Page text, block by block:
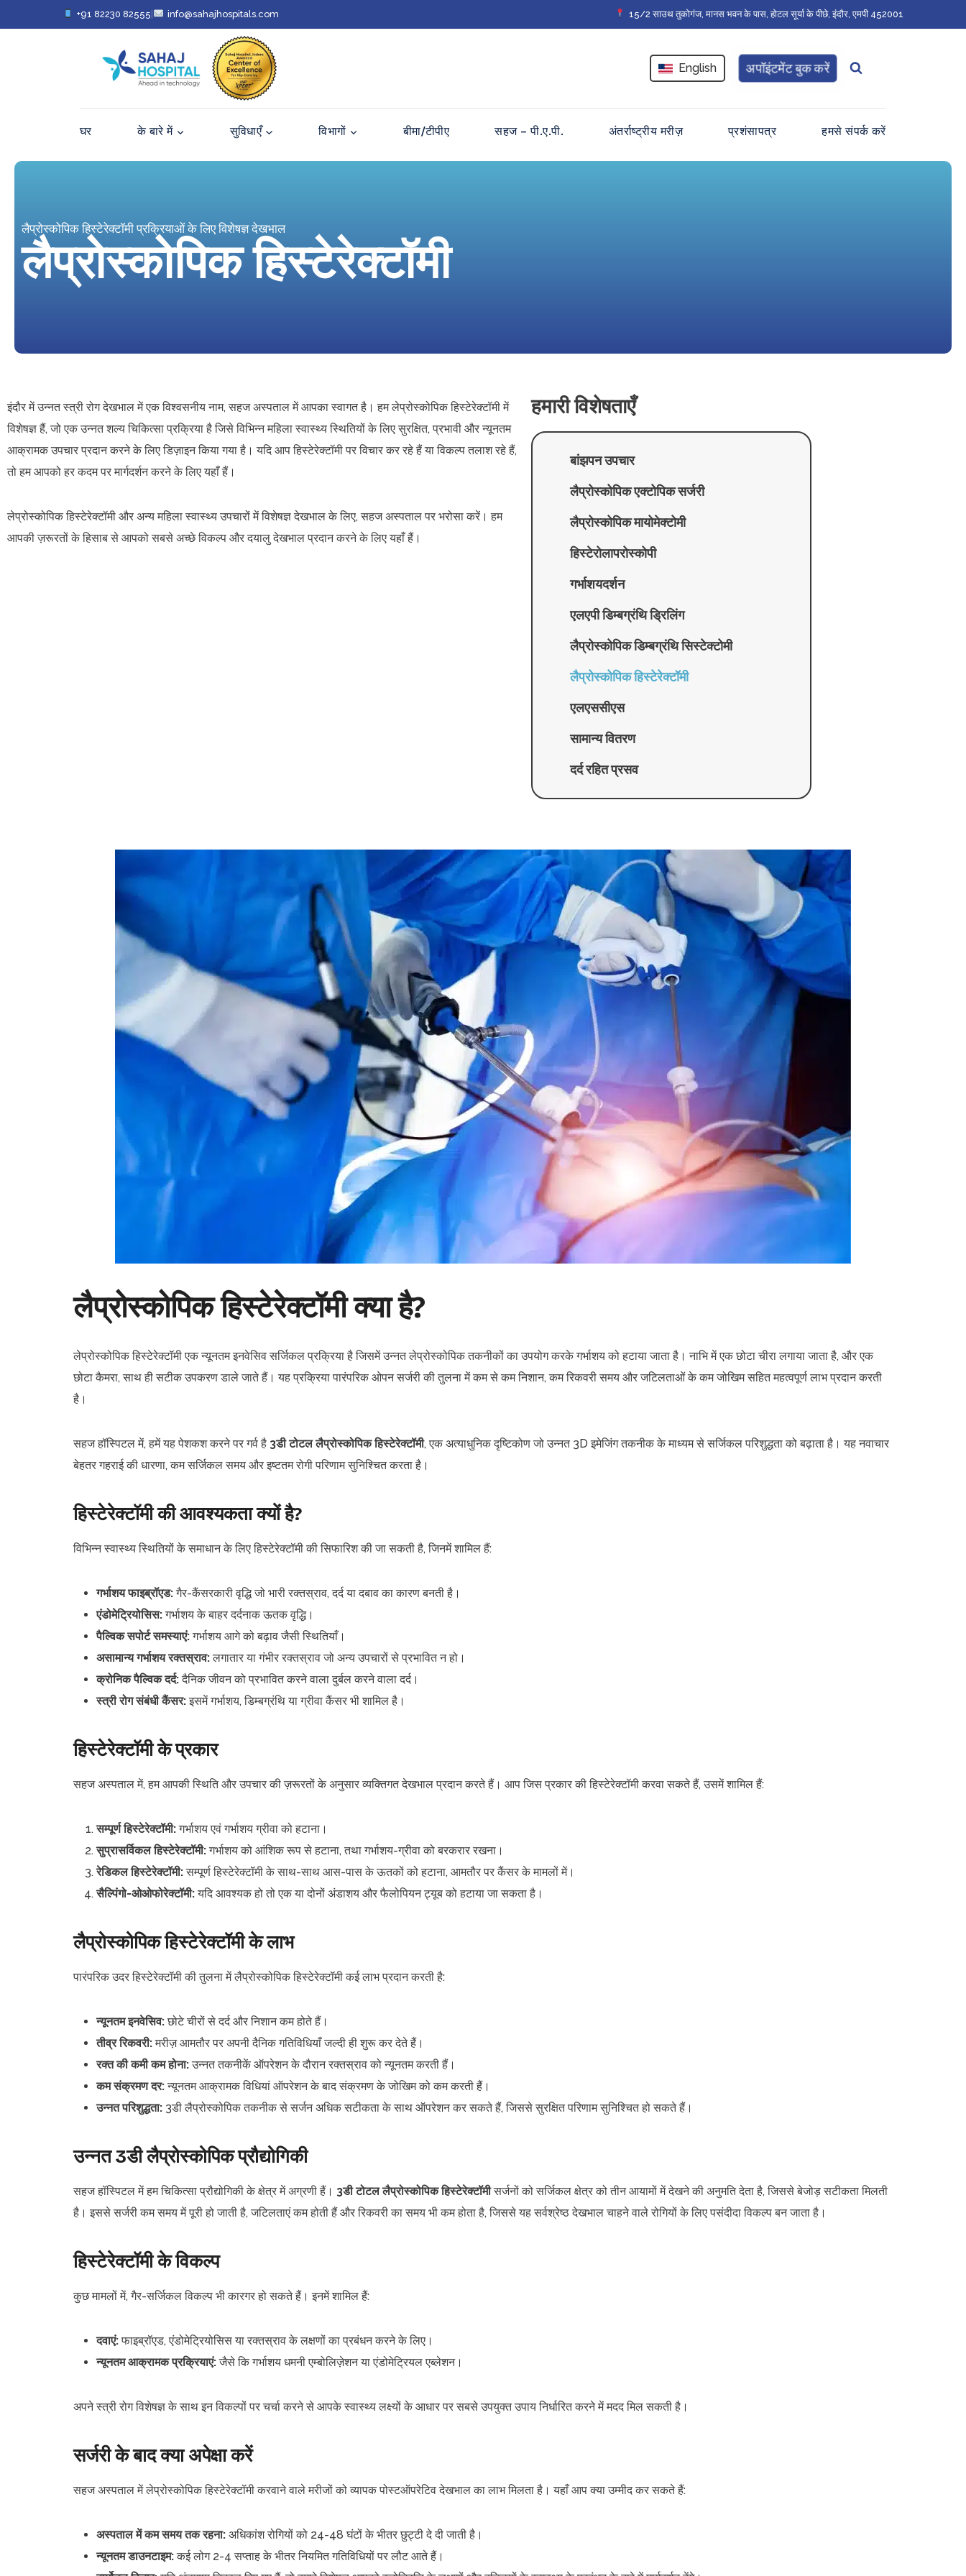
+91 82230 82555 info@sahajhospitals.com 15/2 साउथ तुकोगंज, मानस भवन के पास, होटल सूर्या के पीछे, इंदौर, एमपी 452001
English अपॉइंटमेंट बुक करें
घर के बारे में सुविधाएँ विभागों बीमा/टीपीए सहज – पी.ए.पी. अंतर्राष्ट्रीय मरीज़ प्रशंसापत्र हमसे संपर्क करें
लैप्रोस्कोपिक हिस्टेरेक्टॉमी प्रक्रियाओं के लिए विशेषज्ञ देखभाल
लैप्रोस्कोपिक हिस्टेरेक्टॉमी
इंदौर में उन्नत स्त्री रोग देखभाल में एक विश्वसनीय नाम, सहज अस्पताल में आपका स्वागत है। हम लेप्रोस्कोपिक हिस्टेरेक्टॉमी में
विशेषज्ञ हैं, जो एक उन्नत शल्य चिकित्सा प्रक्रिया है जिसे विभिन्न महिला स्वास्थ्य स्थितियों के लिए सुरक्षित, प्रभावी और न्यूनतम
आक्रामक उपचार प्रदान करने के लिए डिज़ाइन किया गया है। यदि आप हिस्टेरेक्टॉमी पर विचार कर रहे हैं या विकल्प तलाश रहे हैं,
तो हम आपको हर कदम पर मार्गदर्शन करने के लिए यहाँ हैं।
लेप्रोस्कोपिक हिस्टेरेक्टॉमी और अन्य महिला स्वास्थ्य उपचारों में विशेषज्ञ देखभाल के लिए, सहज अस्पताल पर भरोसा करें। हम
आपकी ज़रूरतों के हिसाब से आपको सबसे अच्छे विकल्प और दयालु देखभाल प्रदान करने के लिए यहाँ हैं।
हमारी विशेषताएँ
बांझपन उपचार
लैप्रोस्कोपिक एक्टोपिक सर्जरी
लैप्रोस्कोपिक मायोमेक्टोमी
हिस्टेरोलापरोस्कोपी
गर्भाशयदर्शन
एलएपी डिम्बग्रंथि ड्रिलिंग
लैप्रोस्कोपिक डिम्बग्रंथि सिस्टेक्टोमी
लैप्रोस्कोपिक हिस्टेरेक्टॉमी
एलएससीएस
सामान्य वितरण
दर्द रहित प्रसव
लैप्रोस्कोपिक हिस्टेरेक्टॉमी क्या है?
लेप्रोस्कोपिक हिस्टेरेक्टॉमी एक न्यूनतम इनवेसिव सर्जिकल प्रक्रिया है जिसमें उन्नत लेप्रोस्कोपिक तकनीकों का उपयोग करके गर्भाशय को हटाया जाता है। नाभि में एक छोटा चीरा लगाया जाता है, और एक
छोटा कैमरा, साथ ही सटीक उपकरण डाले जाते हैं। यह प्रक्रिया पारंपरिक ओपन सर्जरी की तुलना में कम से कम निशान, कम रिकवरी समय और जटिलताओं के कम जोखिम सहित महत्वपूर्ण लाभ प्रदान करती
है।
सहज हॉस्पिटल में, हमें यह पेशकश करने पर गर्व है 3डी टोटल लैप्रोस्कोपिक हिस्टेरेक्टॉमी, एक अत्याधुनिक दृष्टिकोण जो उन्नत 3D इमेजिंग तकनीक के माध्यम से सर्जिकल परिशुद्धता को बढ़ाता है। यह नवाचार
बेहतर गहराई की धारणा, कम सर्जिकल समय और इष्टतम रोगी परिणाम सुनिश्चित करता है।
हिस्टेरेक्टॉमी की आवश्यकता क्यों है?
विभिन्न स्वास्थ्य स्थितियों के समाधान के लिए हिस्टेरेक्टॉमी की सिफारिश की जा सकती है, जिनमें शामिल हैं:
गर्भाशय फाइब्रॉएड:गैर-कैंसरकारी वृद्धि जो भारी रक्तस्राव, दर्द या दबाव का कारण बनती है।
एंडोमेट्रियोसिस:गर्भाशय के बाहर दर्दनाक ऊतक वृद्धि।
पैल्विक सपोर्ट समस्याएं:गर्भाशय आगे को बढ़ाव जैसी स्थितियाँ।
असामान्य गर्भाशय रक्तस्राव:लगातार या गंभीर रक्तस्राव जो अन्य उपचारों से प्रभावित न हो।
क्रोनिक पैल्विक दर्द:दैनिक जीवन को प्रभावित करने वाला दुर्बल करने वाला दर्द।
स्त्री रोग संबंधी कैंसर:इसमें गर्भाशय, डिम्बग्रंथि या ग्रीवा कैंसर भी शामिल है।
हिस्टेरेक्टॉमी के प्रकार
सहज अस्पताल में, हम आपकी स्थिति और उपचार की ज़रूरतों के अनुसार व्यक्तिगत देखभाल प्रदान करते हैं। आप जिस प्रकार की हिस्टेरेक्टॉमी करवा सकते हैं, उसमें शामिल हैं:
सम्पूर्ण हिस्टेरेक्टॉमी:गर्भाशय एवं गर्भाशय ग्रीवा को हटाना।
सुप्रासर्विकल हिस्टेरेक्टॉमी:गर्भाशय को आंशिक रूप से हटाना, तथा गर्भाशय-ग्रीवा को बरकरार रखना।
रेडिकल हिस्टेरेक्टॉमी:सम्पूर्ण हिस्टेरेक्टॉमी के साथ-साथ आस-पास के ऊतकों को हटाना, आमतौर पर कैंसर के मामलों में।
सैल्पिंगो-ओओफोरेक्टॉमी:यदि आवश्यक हो तो एक या दोनों अंडाशय और फैलोपियन ट्यूब को हटाया जा सकता है।
लैप्रोस्कोपिक हिस्टेरेक्टॉमी के लाभ
पारंपरिक उदर हिस्टेरेक्टॉमी की तुलना में लैप्रोस्कोपिक हिस्टेरेक्टॉमी कई लाभ प्रदान करती है:
न्यूनतम इनवेसिव:छोटे चीरों से दर्द और निशान कम होते हैं।
तीव्र रिकवरी:मरीज़ आमतौर पर अपनी दैनिक गतिविधियाँ जल्दी ही शुरू कर देते हैं।
रक्त की कमी कम होना:उन्नत तकनीकें ऑपरेशन के दौरान रक्तस्राव को न्यूनतम करती हैं।
कम संक्रमण दर:न्यूनतम आक्रामक विधियां ऑपरेशन के बाद संक्रमण के जोखिम को कम करती हैं।
उन्नत परिशुद्धता: 3डी लैप्रोस्कोपिक तकनीक से सर्जन अधिक सटीकता के साथ ऑपरेशन कर सकते हैं, जिससे सुरक्षित परिणाम सुनिश्चित हो सकते हैं।
उन्नत 3डी लैप्रोस्कोपिक प्रौद्योगिकी
सहज हॉस्पिटल में हम चिकित्सा प्रौद्योगिकी के क्षेत्र में अग्रणी हैं। 3डी टोटल लैप्रोस्कोपिक हिस्टेरेक्टॉमीसर्जनों को सर्जिकल क्षेत्र को तीन आयामों में देखने की अनुमति देता है, जिससे बेजोड़ सटीकता मिलती
है। इससे सर्जरी कम समय में पूरी हो जाती है, जटिलताएं कम होती हैं और रिकवरी का समय भी कम होता है, जिससे यह सर्वश्रेष्ठ देखभाल चाहने वाले रोगियों के लिए पसंदीदा विकल्प बन जाता है।
हिस्टेरेक्टॉमी के विकल्प
कुछ मामलों में, गैर-सर्जिकल विकल्प भी कारगर हो सकते हैं। इनमें शामिल हैं:
दवाएं:फाइब्रॉएड, एंडोमेट्रियोसिस या रक्तस्राव के लक्षणों का प्रबंधन करने के लिए।
न्यूनतम आक्रामक प्रक्रियाएं:जैसे कि गर्भाशय धमनी एम्बोलिज़ेशन या एंडोमेट्रियल एब्लेशन।
अपने स्त्री रोग विशेषज्ञ के साथ इन विकल्पों पर चर्चा करने से आपके स्वास्थ्य लक्ष्यों के आधार पर सबसे उपयुक्त उपाय निर्धारित करने में मदद मिल सकती है।
सर्जरी के बाद क्या अपेक्षा करें
सहज अस्पताल में लेप्रोस्कोपिक हिस्टेरेक्टॉमी करवाने वाले मरीजों को व्यापक पोस्टऑपरेटिव देखभाल का लाभ मिलता है। यहाँ आप क्या उम्मीद कर सकते हैं:
अस्पताल में कम समय तक रहना: अधिकांश रोगियों को 24-48 घंटों के भीतर छुट्टी दे दी जाती है।
न्यूनतम डाउनटाइम:कई लोग 2-4 सप्ताह के भीतर नियमित गतिविधियों पर लौट आते हैं।